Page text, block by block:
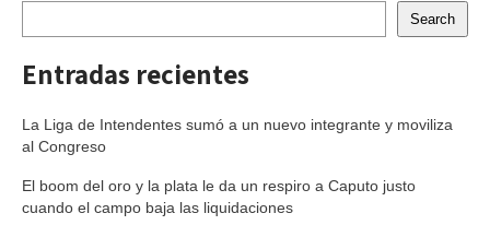
Search
Entradas recientes
La Liga de Intendentes sumó a un nuevo integrante y moviliza
al Congreso
El boom del oro y la plata le da un respiro a Caputo justo
cuando el campo baja las liquidaciones